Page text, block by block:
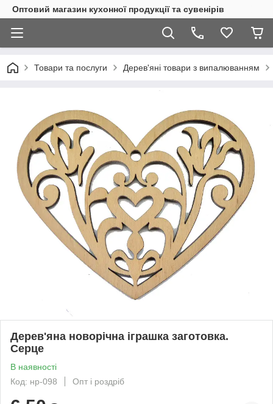
Оптовий магазин кухонної продукції та сувенірів
Товари та послуги Дерев'яні товари з випалюванням
Дерев'яна новорічна іграшка заготовка.
Серце
В наявності
Код: нр-098
Опт і роздріб